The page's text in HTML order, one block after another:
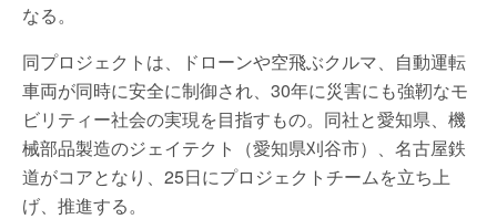
なる。
同プロジェクトは、ドローンや空飛ぶクルマ、自動運転
車両が同時に安全に制御され、30年に災害にも強靭なモ
ビリティー社会の実現を目指すもの。同社と愛知県、機
械部品製造のジェイテクト（愛知県刈谷市）、名古屋鉄
道がコアとなり、25日にプロジェクトチームを立ち上
げ、推進する。